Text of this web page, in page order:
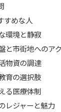
すめな人
環境と静寂
と市街地へのア
物資の調達
育の選択肢
る医療体制
レジャーと魅力